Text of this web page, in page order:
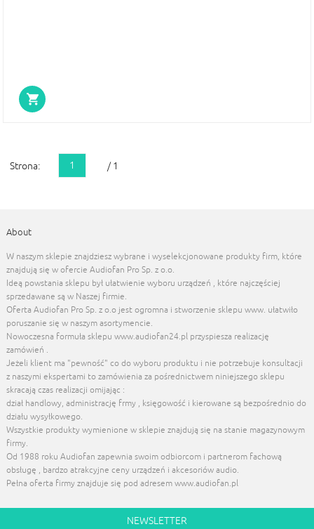
Strona: 1 / 1
About
W naszym sklepie znajdziesz wybrane i wyselekcjonowane produkty firm, które
znajdują się w ofercie Audiofan Pro Sp. z o.o.
Ideą powstania sklepu był ułatwienie wyboru urządzeń , które najczęściej
sprzedawane są w Naszej firmie.
Oferta Audiofan Pro Sp. z o.o jest ogromna i stworzenie sklepu www. ułatwiło
poruszanie się w naszym asortymencie.
Nowoczesna formuła sklepu www.audiofan24.pl przyspiesza realizację
zamówień .
Jeżeli klient ma "pewność" co do wyboru produktu i nie potrzebuje konsultacji
z naszymi ekspertami to zamówienia za pośrednictwem niniejszego sklepu
skracają czas realizacji omijając :
dział handlowy, administrację frmy , księgowość i kierowane są bezpośrednio do
działu wysyłkowego.
Wszystkie produkty wymienione w sklepie znajdują się na stanie magazynowym
firmy.
Od 1988 roku Audiofan zapewnia swoim odbiorcom i partnerom fachową
obsługę , bardzo atrakcyjne ceny urządzeń i akcesoriów audio.
Pełna oferta firmy znajduje się pod adresem www.audiofan.pl
NEWSLETTER